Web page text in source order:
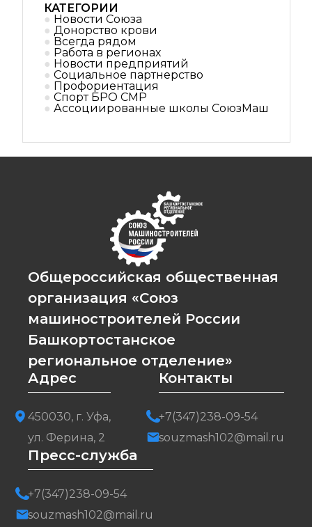
КАТЕГОРИИ
Новости Союза
Донорство крови
Всегда рядом
Работа в регионах
Новости предприятий
Социальное партнерствo
Профориентация
Спорт БРО СМР
Ассоциированные школы СоюзМаш
Общероссийская общественная
организация «Союз
машиностроителей России
Башкортостанское
региональное отделение»
Адрес
450030, г. Уфа,
ул. Ферина, 2
Контакты
+7(347)238-09-54
souzmash102@mail.ru
Пресс-служба
+7(347)238-09-54
souzmash102@mail.ru